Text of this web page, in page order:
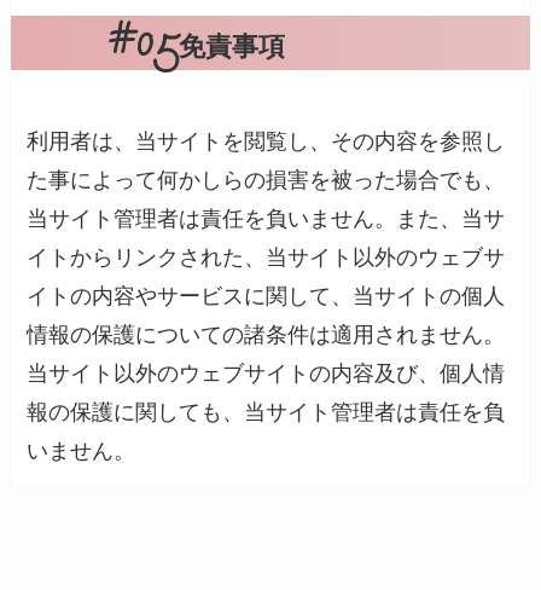
免責事項
利用者は、当サイトを閲覧し、その内容を参照し
た事によって何かしらの損害を被った場合でも、
当サイト管理者は責任を負いません。また、当サ
イトからリンクされた、当サイト以外のウェブサ
イトの内容やサービスに関して、当サイトの個人
情報の保護についての諸条件は適用されません。
当サイト以外のウェブサイトの内容及び、個人情
報の保護に関しても、当サイト管理者は責任を負
いません。